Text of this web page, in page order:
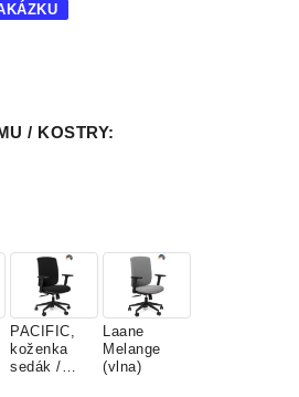
/ KOSTRY:
PACIFIC,
koženka
sedák /
Laane
Melange
(vlna)